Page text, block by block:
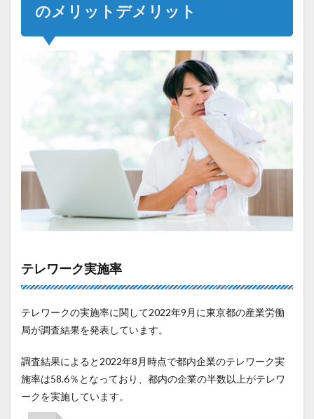
のメリットデメリット
テレワーク実施率
テレワークの実施率に関して2022年9月に東京都の産業労働
局が調査結果を発表しています。
調査結果によると2022年8月時点で都内企業のテレワーク実
施率は58.6％となっており、都内の企業の半数以上がテレワ
ークを実施しています。